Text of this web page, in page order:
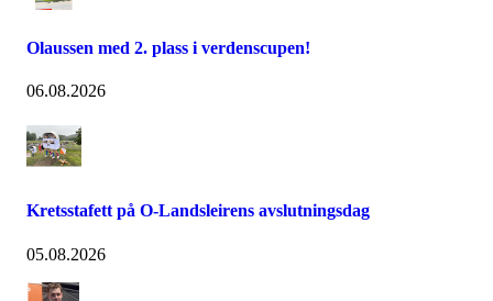
Olaussen med 2. plass i verdenscupen!
06.08.2026
Kretsstafett på O-Landsleirens avslutningsdag
05.08.2026